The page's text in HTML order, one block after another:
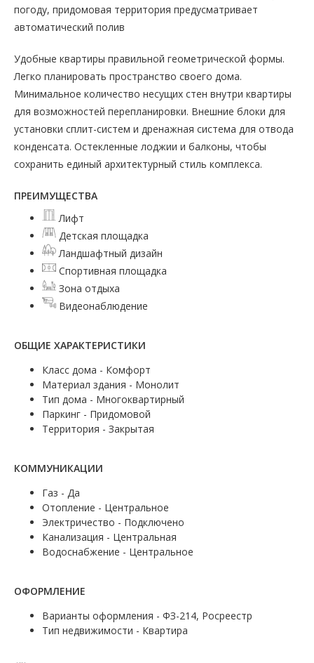
погоду, придомовая территория предусматривает
автоматический полив
Удобные квартиры правильной геометрической формы.
Легко планировать пространство своего дома.
Минимальное количество несущих стен внутри квартиры
для возможностей перепланировки. Внешние блоки для
установки сплит-систем и дренажная система для отвода
конденсата. Остекленные лоджии и балконы, чтобы
сохранить единый архитектурный стиль комплекса.
ПРЕИМУЩЕСТВА
Лифт
Детская площадка
Ландшафтный дизайн
Спортивная площадка
Зона отдыха
Видеонаблюдение
ОБЩИЕ ХАРАКТЕРИСТИКИ
Класс дома - Комфорт
Материал здания - Монолит
Тип дома - Многоквартирный
Паркинг - Придомовой
Территория - Закрытая
КОММУНИКАЦИИ
Газ - Да
Отопление - Центральное
Электричество - Подключено
Канализация - Центральная
Водоснабжение - Центральное
ОФОРМЛЕНИЕ
Варианты оформления - ФЗ-214, Росреестр
Тип недвижимости - Квартира